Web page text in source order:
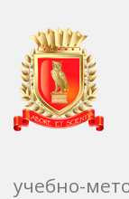
учебно-